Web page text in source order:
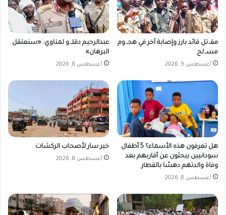
ل
د
ع
م
ا
ل
ر
ع
مقـ.تل قائد بارز وإصابة آخر في هجـ.وم
مسـ.لح
أغسطس 9, 2026
عبدالرحيم دقلـ.و لمناوي: «سنعتقل
البرهان»
أغسطس 8, 2026
هل تعرفون هذه الأسماء؟ 5 أطفال
سودانيين يبحثون عن أقاربهم بعد
وفاة والدتهم دهسًا بالقطار
أغسطس 8, 2026
خبر سار لأصحاب الركشات
أغسطس 8, 2026